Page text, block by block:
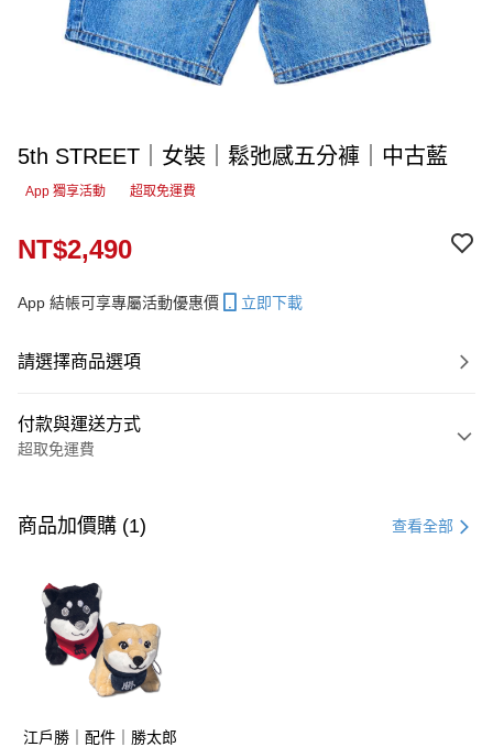
5th STREET｜女裝｜鬆弛感五分褲｜中古藍
App 獨享活動 超取免運費
NT$2,490
App 結帳可享專屬活動優惠價 立即下載
請選擇商品選項
付款與運送方式
超取免運費
信用卡一次付款
LINE Pay
AFTEE先享後付
【關於「AFTEE先享後付」】
便利好安心！
商品加價購 (1) 查看全部
江戶勝｜配件｜勝太郎